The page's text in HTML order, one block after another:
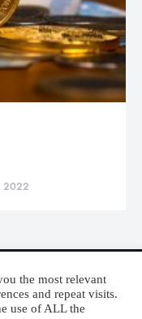
2022
the most relevant
and repeat visits.
use of ALL the